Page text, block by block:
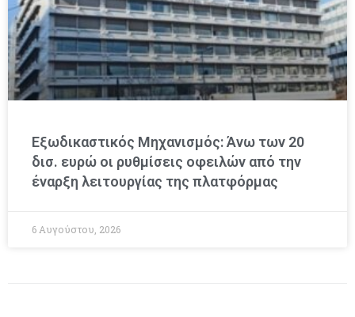
Εξωδικαστικός Μηχανισμός: Άνω των 20
δισ. ευρώ οι ρυθμίσεις οφειλών από την
έναρξη λειτουργίας της πλατφόρμας
6 Αυγούστου, 2026